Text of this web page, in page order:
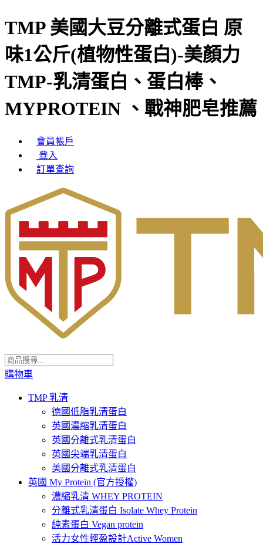
TMP 美國大豆分離式蛋白 原
味1公斤(植物性蛋白)-美顏力
TMP-乳清蛋白、蛋白棒、
MYPROTEIN 、戰神肥皂推薦
會員帳戶
登入
訂單查詢
購物車
TMP 乳清
德國低脂乳清蛋白
英國濃縮乳清蛋白
英國分離式乳清蛋白
英國尖端乳清蛋白
美國分離式乳清蛋白
英國 My Protein (官方授權)
濃縮乳清 WHEY PROTEIN
分離式乳清蛋白 Isolate Whey Protein
純素蛋白 Vegan protein
活力女性輕盈設計Active Women